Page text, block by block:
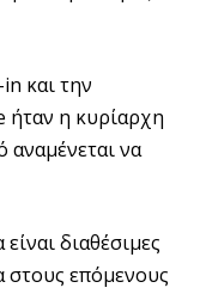
και την
η κυρίαρχη
αναμένεται να
διαθέσιμες
στους επόμενους